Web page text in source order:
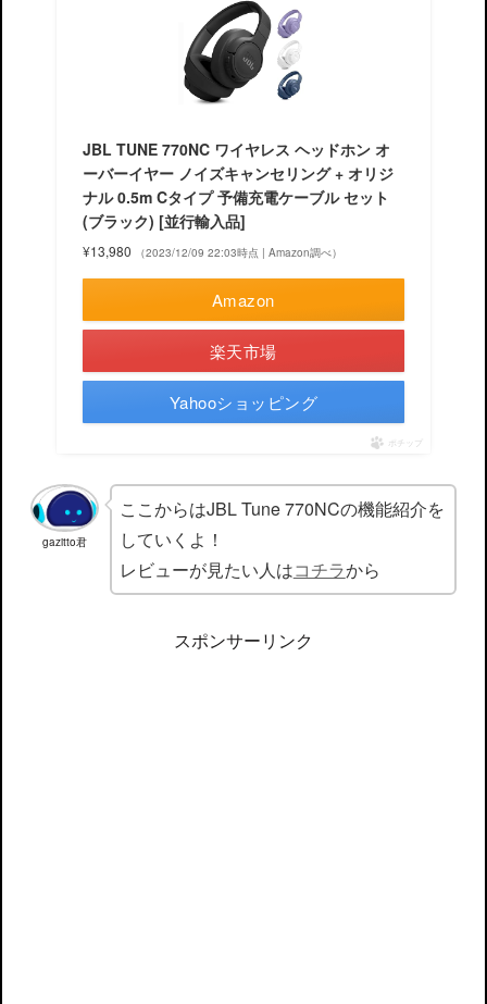
JBL TUNE 770NC ワイヤレス ヘッドホン オ
ーバーイヤー ノイズキャンセリング + オリジ
ナル 0.5m Cタイプ 予備充電ケーブル セット
(ブラック) [並行輸入品]
¥13,980 （2023/12/09 22:03時点 | Amazon調べ）
Amazon
楽天市場
Yahooショッピング
ポチップ
gazitto君
ここからはJBL Tune 770NCの機能紹介を
していくよ！
レビューが見たい人はコチラから
スポンサーリンク